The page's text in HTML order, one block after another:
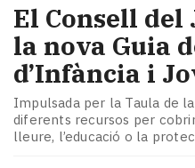
El Consell del
la nova Guia
d’Infància i
Impulsada per la Taula de
diferents recursos per
lleure, l’educació o la